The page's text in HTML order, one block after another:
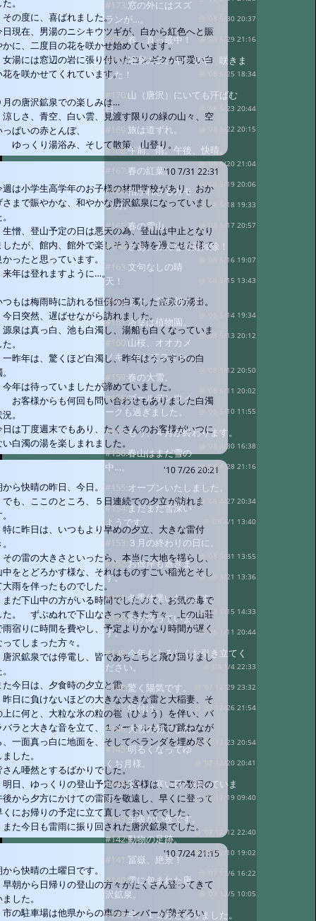
。
の度に、喜ばれました。
日現在、男湯のニシキウツギが、白から紅色へと賑
かに、二度目の花を咲かせ始めています。
湯には窓辺の岩に張り付いたコンギクが可愛い白
花を咲かせてくれています。
月の唐沢鉱泉での楽しみは…
しさ、青空、白い雲、見渡す限りの緑の山々、空
っぱいの赤とんぼ、
っくり湯浴み、そして散策、山登り。
'10 7/31 22:31
週は小学生高学年のお子様の林間学校があり、おか
さまで賑やかな、和やかな唐沢鉱泉になっていまし
憎、登山予定の日は悪天の為、登山は中止となり
したが、館内、館外で楽しそうな時を過ごせた様で
かったと思っています。
年は登れますように…。
つもは梅雨時に訪れる恒例の白濁した鉱泉の湧出。
日突然、遅ばせながら訪れました。
泉は真っ白、池も白濁し、湯船も白くなっていま
。
昨年は、驚くほど白濁し、昨年はうっすらの白
年は待っていましたが諦めていました。
客様からも何回も問い合わせもありました白濁
。
日は丁度週末でもあり、たくさんのお客様がいつに
い白濁の湯を楽しまれました。
'10 7/26 20:21
から快晴の昨日、今日。
も、ここのところ、５日連続での夕立が訪れま
に昨日は、いつもより早めの夕立、大きな雷付
。
の雷の大きさといったら、本当に大地を揺らし、
中をとどろかす様な、それはものすごい稲光とそし
大雨を伴ったものでした。
だ下山中の方がいる時間でしたので、お気の毒で
た。 ずぶぬれで下山なさってきた方々、上の山荘
雨宿りに時間を費やし、予定よりかなり時間が遅く
ってしまった方々。
沢鉱泉では停電し、皆であちこちと飛び回りまし
た今日は、夕食時の夕立と雷。
日に負けないほどの大きな大きな雷と大稲妻、そ
上に何と、大粒な氷の粒の雹（ひょう）を伴い、バ
バラと大きな音を立て、１メートルも飛び跳ねなが
、一面真っ白に地面を、そしてベランダを埋め尽く
した。
さん唖然とするばかりでした。
日、ゆっくりの登山予定のお客様は、この数日の
後から夕方にかけての雷雨を敬遠し、早くに登って
くにお帰りの予定に立て直しておいででした。
た今日も雷雨に振り回された唐沢鉱泉でした。
'10 7/24 21:15
から快晴の土曜日です。
朝から日帰りの登山の方々がたくさん登ってきて
した。
の駐車場は他県からの車のナンバーが勢ぞろい
#173:窓の外にはスズ
ランが…。
@ '08 5/30 20:37
#172:春、真っ最中！ @ '08 5/29 21:16
#171:浴室のニシキウツギ、咲きま
した！
@ '08 5/25 18:34
#170:山（唐沢）にいても汗ばむ
日。
@ '08 5/23 20:44
#169:旅は道ずれ。 @ '08 5/22 20:15
#168:午前、雨。午後、快晴。
@ '08 5/20 21:04
#167:春の紅葉。
@ '08 5/19 20:06
#166:招かれざるカモ
シカ。
@ '08 5/18 19:33
#165:春の雪山。 @ '08 5/17 20:57
#164:さあ、みんなで庭掃除！
@ '08 5/16 19:07
#163:文句なしの晴
天！
@ '08 5/15 13:43
#162:また、雪の朝です。
@ '08 5/14 19:34
#161:浴室は植物園。
@ '08 5/13 20:12
#160:山桜、オオカメ
ノキ、そしてスミレ…。
@ '08 5/12 20:50
#159:春の大雪。
@ '08 5/11 20:02
#158:ゴールデンウィ
ークも過ぎました。
@ '08 5/10 11:55
#157:もう、４月が終わります。
@ '08 4/30 16:38
#156:春山はまだ雪の
中…。
@ '08 4/28 21:16
#155:オープンいたしました。
@ '08 4/27 20:34
#154:まだまだ雪深い
ようです。
@ '08 4/1 13:40
#153: ３月の終わりの日に。
@ '08 3/31 13:55
#152:お彼岸も過ぎま
す。
@ '08 3/21 13:36
#151:冬季休業いたします。
@ '08 1/15 14:33
#150:雨が降っていま
す。
@ '08 1/11 20:44
#149:今年もよろしくお引き立てく
ださい。
@ '08 1/4 22:33
#148:驚く陽気です。 @ '07 12/29 23:32
#147:餌付け。 @ '07 12/26 21:54
#146:大雪の朝でした。
@ '07 12/23 20:54
#145:明るくなってゆ
くお月様。
@ '07 12/20 20:41
#144:寒い、寒い日が続いていま
す。
@ '07 12/19 09:40
#143:生暖かい夜です。
@ '07 12/12 22:40
#142:動物の足跡。
@ '07 12/10 19:02
#141:冨嶽、絶景！
@ '07 12/6 16:22
#140:雪に包まれた唐
沢鉱泉。
@ '07 12/5 10:05
#139:早、１２月となりました。